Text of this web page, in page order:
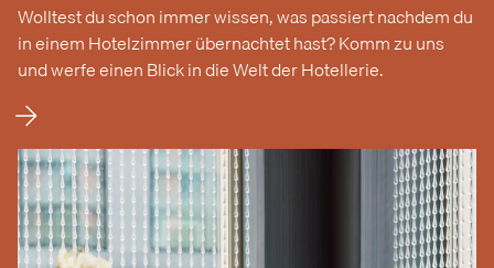
Wolltest du schon immer wissen, was passiert nachdem du
in einem Hotelzimmer übernachtet hast? Komm zu uns
und werfe einen Blick in die Welt der Hotellerie.